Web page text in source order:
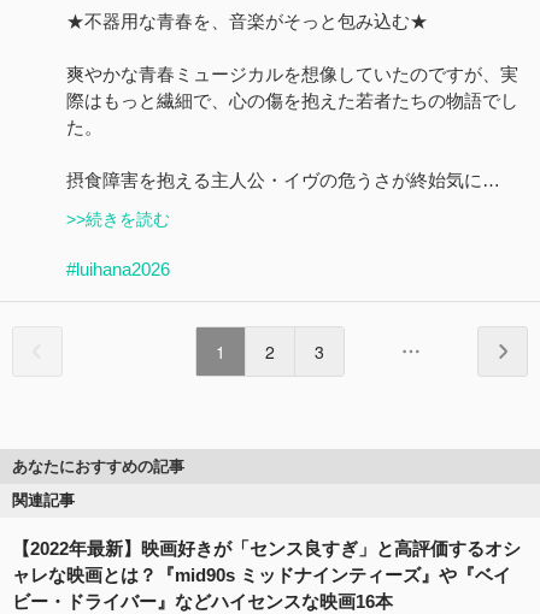
★不器用な青春を、音楽がそっと包み込む★
爽やかな青春ミュージカルを想像していたのですが、実
際はもっと繊細で、心の傷を抱えた若者たちの物語でし
た。
摂食障害を抱える主人公・イヴの危うさが終始気に…
>>続きを読む
#luihana2026
1 2 3
あなたにおすすめの記事
関連記事
【2022年最新】映画好きが「センス良すぎ」と高評価するオシ
ャレな映画とは？『mid90s ミッドナインティーズ』や『ベイ
ビー・ドライバー』などハイセンスな映画16本